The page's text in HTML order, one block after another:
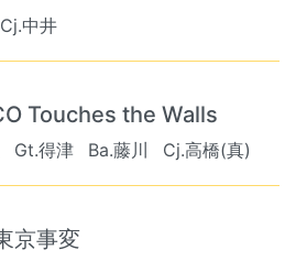
Cj.中井
Touches the Walls
Gt.得津 Ba.藤川 Cj.高橋(真)
京事変